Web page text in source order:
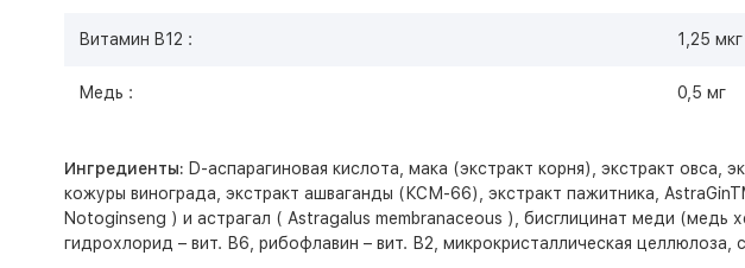
Витамин B12 : 1,25 мкг
Медь : 0,5 мг
Ингредиенты: D-аспарагиновая кислота, мака (экстракт корня), экстракт овса,
кожуры винограда, экстракт ашваганды (КСМ-66), экстракт пажитника,
Notoginseng ) и астрагал ( Astragalus membranaceous ), бисглицинат меди (медь
гидрохлорид – вит. В6, рибофлавин – вит. В2, микрокристаллическая